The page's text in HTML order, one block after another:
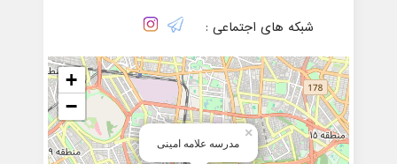
شبکه های اجتماعی :
مدرسه علامه امینی
×
+
−